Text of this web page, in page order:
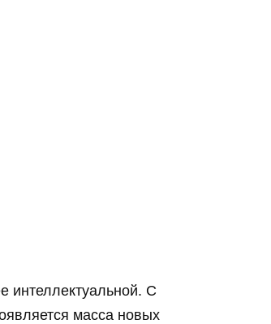
интеллектуальной. С
масса новых